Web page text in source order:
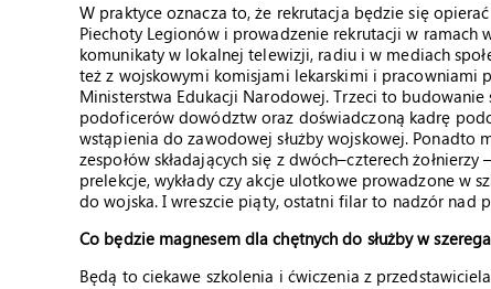
W praktyce oznacza to, że rekrutacja będzie się
Piechoty Legionów i prowadzenie rekrutacji w ramach
komunikaty w lokalnej telewizji, radiu i w mediach
też z wojskowymi komisjami lekarskimi i
Ministerstwa Edukacji Narodowej. Trzeci to
podoficerów dowództw oraz doświadczoną kadrę
wstąpienia do zawodowej służby wojskowej. Ponadto
zespołów składających się z dwóch–czterech
prelekcje, wykłady czy akcje ulotkowe prowadzone w
do wojska. I wreszcie piąty, ostatni filar to nadzór nad
Co będzie magnesem dla chętnych do służby w
Będą to ciekawe szkolenia i ćwiczenia z